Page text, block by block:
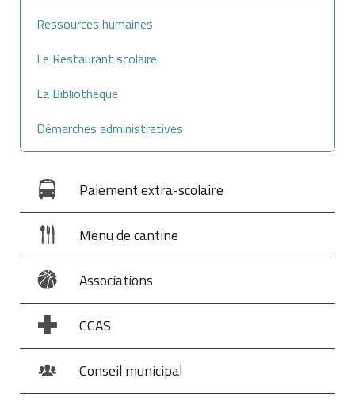
Ressources humaines
Le Restaurant scolaire
La Bibliothèque
Démarches administratives
Paiement extra-scolaire
Menu de cantine
Associations
CCAS
Conseil municipal